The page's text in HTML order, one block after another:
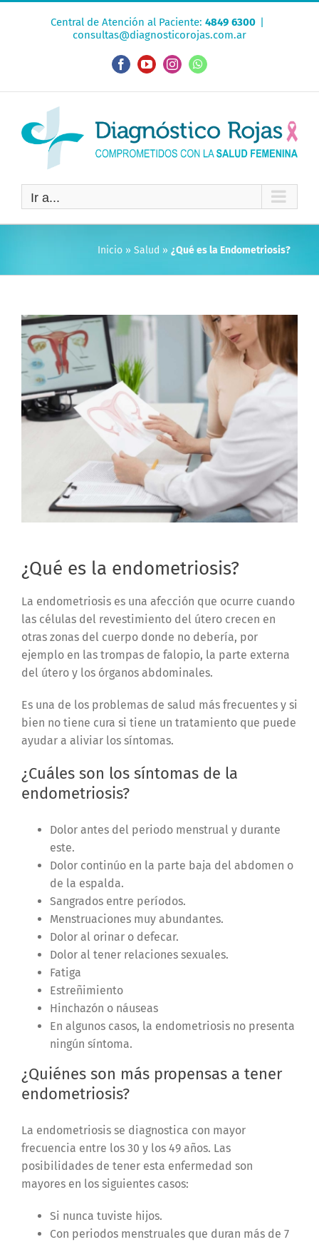
Central de Atención al Paciente: 4849 6300 |
consultas@diagnosticorojas.com.ar
FacebookYouTubeInstagramWhatsApp
Ir a...
Inicio » Salud » ¿Qué es la Endometriosis?
¿Qué es la endometriosis?
La endometriosis es una afección que ocurre cuando
las células del revestimiento del útero crecen en
otras zonas del cuerpo donde no debería, por
ejemplo en las trompas de falopio, la parte externa
del útero y los órganos abdominales.
Es una de los problemas de salud más frecuentes y si
bien no tiene cura si tiene un tratamiento que puede
ayudar a aliviar los síntomas.
¿Cuáles son los síntomas de la
endometriosis?
Dolor antes del periodo menstrual y durante
este.
Dolor continúo en la parte baja del abdomen o
de la espalda.
Sangrados entre períodos.
Menstruaciones muy abundantes.
Dolor al orinar o defecar.
Dolor al tener relaciones sexuales.
Fatiga
Estreñimiento
Hinchazón o náuseas
En algunos casos, la endometriosis no presenta
ningún síntoma.
¿Quiénes son más propensas a tener
endometriosis?
La endometriosis se diagnostica con mayor
frecuencia entre los 30 y los 49 años. Las
posibilidades de tener esta enfermedad son
mayores en los siguientes casos:
Si nunca tuviste hijos.
Con periodos menstruales que duran más de 7